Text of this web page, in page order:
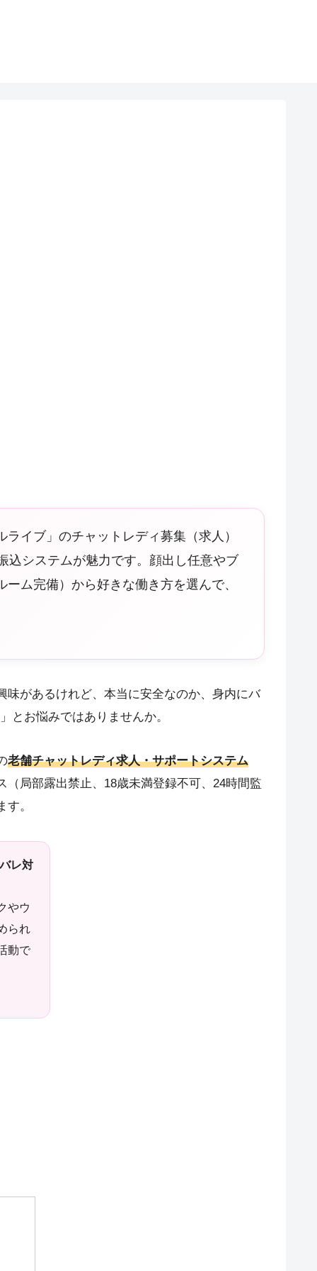
イブ」のチャットレディ募集（求人）
込システムが魅力です。顔出し任意やブ
ム完備）から好きな働き方を選んで、
があるけれど、本当に安全なのか、身内にバ
とお悩みではありませんか。
老舗チャットレディ求人・サポートシステム
局部露出禁止、18歳未満登録不可、24時間監
。
レ対
やウ
られ
動で